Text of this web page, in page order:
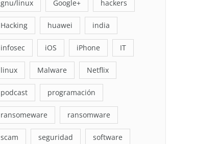
gnu/linux Google+ hackers
Hacking huawei india
infosec iOS iPhone IT
linux Malware Netflix
podcast programación
ransomeware ransomware
scam seguridad software